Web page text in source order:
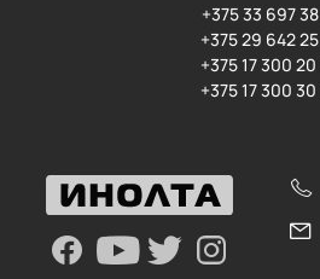
+375 33 697 38
+375 29 642
+375 17 300
+375 17 300